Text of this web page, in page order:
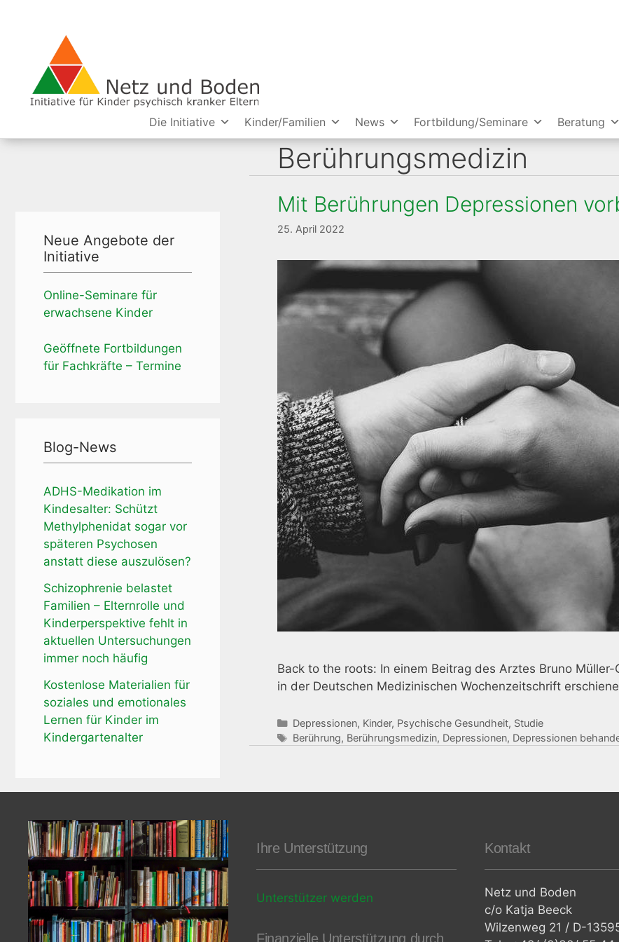
Die Initiative Kinder/Familien News Fortbildung/Seminare Beratung
Berührungsmedizin
Mit Berührungen Depressionen
25. April 2022
Back to the roots: In einem Beitrag des Arztes Bruno
in der Deutschen Medizinischen Wochenzeitschrift
Kategorien
Depressionen, Kinder, Psychische Gesundheit, Studie
Schlagwörter
Berührung, Berührungsmedizin, Depressionen, Depressionen
Neue Angebote der
Initiative
Online-Seminare für
erwachsene Kinder
Geöffnete Fortbildungen
für Fachkräfte – Termine
Blog-News
ADHS-Medikation im
Kindesalter: Schützt
Methylphenidat sogar vor
späteren Psychosen
anstatt diese auszulösen?
Schizophrenie belastet
Familien – Elternrolle und
Kinderperspektive fehlt in
aktuellen Untersuchungen
immer noch häufig
Kostenlose Materialien für
soziales und emotionales
Lernen für Kinder im
Kindergartenalter
Ihre Unterstützung
Unterstützer werden
Finanzielle Unterstützung durch
Kontakt
Netz und Boden
c/o Katja Beeck
Wilzenweg 21 / D-